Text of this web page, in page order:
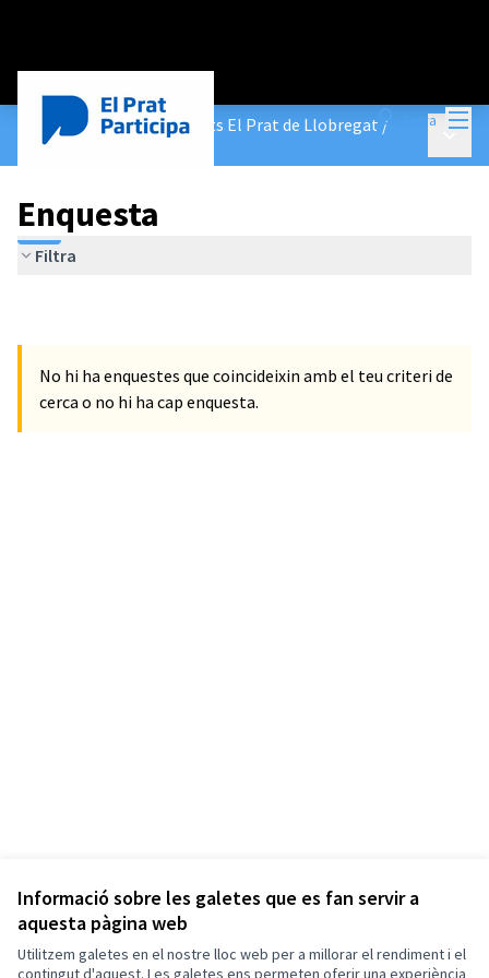
Informació sobre les galetes que es fan servir a
aquesta pàgina web
Utilitzem galetes en el nostre lloc web per a millorar el rendiment i el
contingut d'aquest. Les galetes ens permeten oferir una experiència
Entra
Pla Director d'Equipaments El Prat de Llobregat /
Enquesta
Enquesta
Filtra
No hi ha enquestes que coincideixin amb el teu criteri de
cerca o no hi ha cap enquesta.